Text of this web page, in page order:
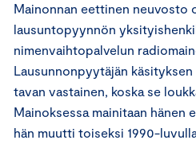
Mainonnan eettinen neuvosto
lausuntopyynnön
nimenvaihtopalvelun
Lausunnonpyytäjän
tavan vastainen, koska se
Mainoksessa mainitaan hänen
hän muutti toiseksi 1990-